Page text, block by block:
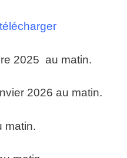
2025 au matin.
2026 au matin.
matin.